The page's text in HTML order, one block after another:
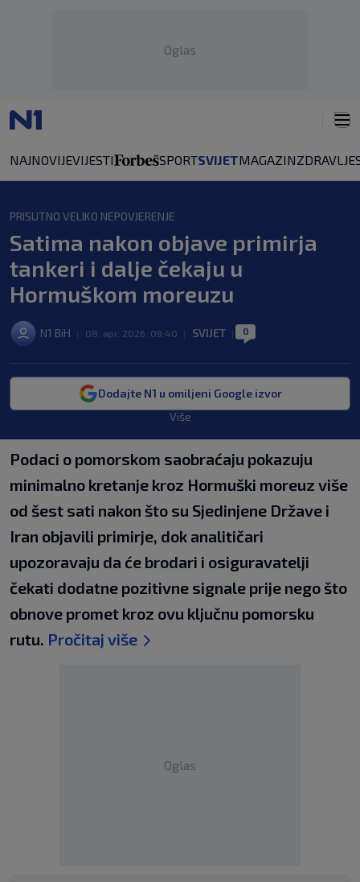
Oglas
NAJNOVIJEVIJESTI SPORTSVIJETMAGAZINZDRAVLJE
PRISUTNO VELIKO NEPOVJERENJE
Satima nakon objave primirja
tankeri i dalje čekaju u
Hormuškom moreuzu
N1 BiH 08. apr. 2026. 09:40 SVIJET 0
Dodajte N1 u omiljeni Google izvor
Više
Podaci o pomorskom saobraćaju pokazuju
minimalno kretanje kroz Hormuški moreuz više
od šest sati nakon što su Sjedinjene Države i
Iran objavili primirje, dok analitičari
upozoravaju da će brodari i osiguravatelji
čekati dodatne pozitivne signale prije nego što
obnove promet kroz ovu ključnu pomorsku
rutu. Pročitaj više
Oglas